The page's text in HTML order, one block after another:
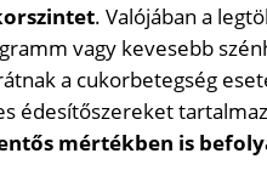
. Valójában a
vagy kevesebb
a cukorbetegség
édesítőszereket
mértékben is